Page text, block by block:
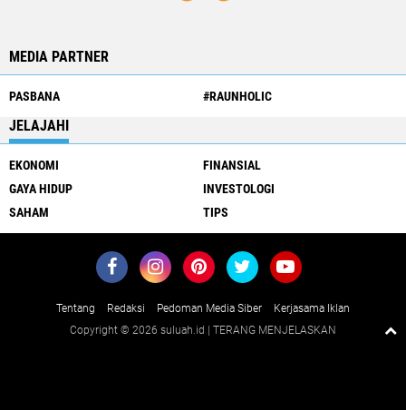
MEDIA PARTNER
PASBANA #RAUNHOLIC
JELAJAHI
EKONOMI
FINANSIAL
GAYA HIDUP
INVESTOLOGI
SAHAM
TIPS
Tentang Redaksi Pedoman Media Siber
Kerjasama Iklan
Copyright © 2026 suluah.id | TERANG MENJELASKAN